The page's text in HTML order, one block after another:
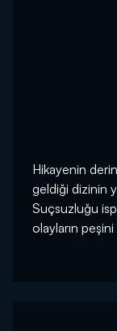
Hikayenin
geldiği dizinin
Suçsuzluğu
olayların peşini